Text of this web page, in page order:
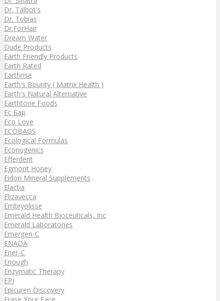
Dr. Talbot's
Dr. Tobias
Dr.ForHair
Dream Water
Dude Products
Earth Friendly Products
Earth Rated
Earthrise
Earth's Bounty ( Matrix Health )
Earth's Natural Alternative
Earthtone Foods
Ec Бар
Eco Love
ECOBAGS
Ecological Formulas
Econugenics
Efferdent
Egmont Honey
Eidon Mineral Supplements
Elactia
Elizavecca
Embryolisse
Emerald Health Bioceuticals, Inc
Emerald Laboratories
Emergen-C
ENADA
Ener-C
Enough
Enzymatic Therapy
EPI
Epicuren Discovery